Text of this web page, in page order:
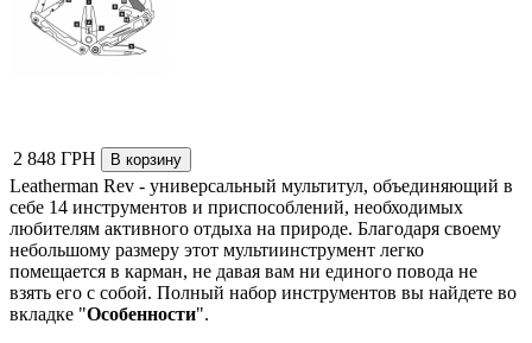
2 848 ГРН
Leatherman Rev - универсальный мультитул, объединяющий в
себе 14 инструментов и приспособлений, необходимых
любителям активного отдыха на природе. Благодаря своему
небольшому размеру этот мультиинструмент легко
помещается в карман, не давая вам ни единого повода не
взять его с собой. Полный набор инструментов вы найдете во
вкладке "Особенности".